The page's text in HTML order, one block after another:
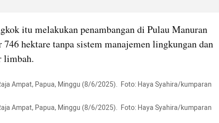
itu melakukan penambangan di Pulau Manuran
746 hektare tanpa sistem manajemen lingkungan dan
limbah.
Ampat, Papua, Minggu (8/6/2025).  Foto: Haya Syahira/kumparan
Ampat, Papua, Minggu (8/6/2025).  Foto: Haya Syahira/kumparan